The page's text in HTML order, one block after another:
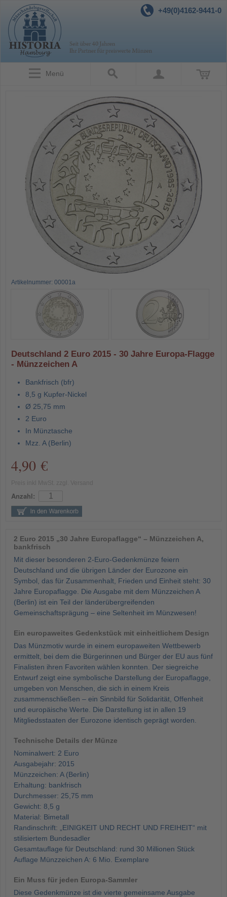
+49(0)4162-9441-0
Menü
Artikelnummer: 00001a
Deutschland 2 Euro 2015 - 30 Jahre Europa-Flagge
- Münzzeichen A
Bankfrisch (bfr)
8,5 g Kupfer-Nickel
Ø 25,75 mm
2 Euro
In Münztasche
Mzz. A (Berlin)
4,90 €
Anzahl:
2 Euro 2015 „30 Jahre Europaflagge“ – Münzzeichen A,
bankfrisch
Mit dieser besonderen 2-Euro-Gedenkmünze feiern
Deutschland und die übrigen Länder der Eurozone ein
Symbol, das für Zusammenhalt, Frieden und Einheit steht: 30
Jahre Europaflagge. Die Ausgabe mit dem Münzzeichen A
(Berlin) ist ein Teil der länderübergreifenden
Gemeinschaftsprägung – eine Seltenheit im Münzwesen!
Ein europaweites Gedenkstück mit einheitlichem Design
Das Münzmotiv wurde in einem europaweiten Wettbewerb
ermittelt, bei dem die Bürgerinnen und Bürger der EU aus fünf
Finalisten ihren Favoriten wählen konnten. Der siegreiche
Entwurf zeigt eine symbolische Darstellung der Europaflagge,
umgeben von Menschen, die sich in einem Kreis
zusammenschließen – ein Sinnbild für Solidarität, Offenheit
und europäische Werte. Die Darstellung ist in allen 19
Mitgliedsstaaten der Eurozone identisch geprägt worden.
Technische Details der Münze
Nominalwert: 2 Euro
Ausgabejahr: 2015
Münzzeichen: A (Berlin)
Erhaltung: bankfrisch
Durchmesser: 25,75 mm
Gewicht: 8,5 g
Material: Bimetall
Randinschrift: „EINIGKEIT UND RECHT UND FREIHEIT“ mit
stilisiertem Bundesadler
Gesamtauflage für Deutschland: rund 30 Millionen Stück
Auflage Münzzeichen A: 6 Mio. Exemplare
Ein Muss für jeden Europa-Sammler
Diese Gedenkmünze ist die vierte gemeinsame Ausgabe